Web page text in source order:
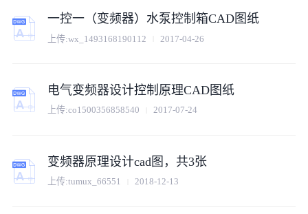
一控一（变频器）水泵控制箱CAD图纸
上传:wx_1493168190112 2017-04-26
电气变频器设计控制原理CAD图纸
上传:co1500356858540 2017-07-24
变频器原理设计cad图，共3张
上传:tumux_66551 2018-12-13